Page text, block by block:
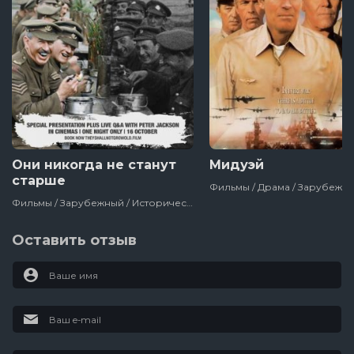
Они никогда не станут
старше
Мидуэй
Оставить отзыв